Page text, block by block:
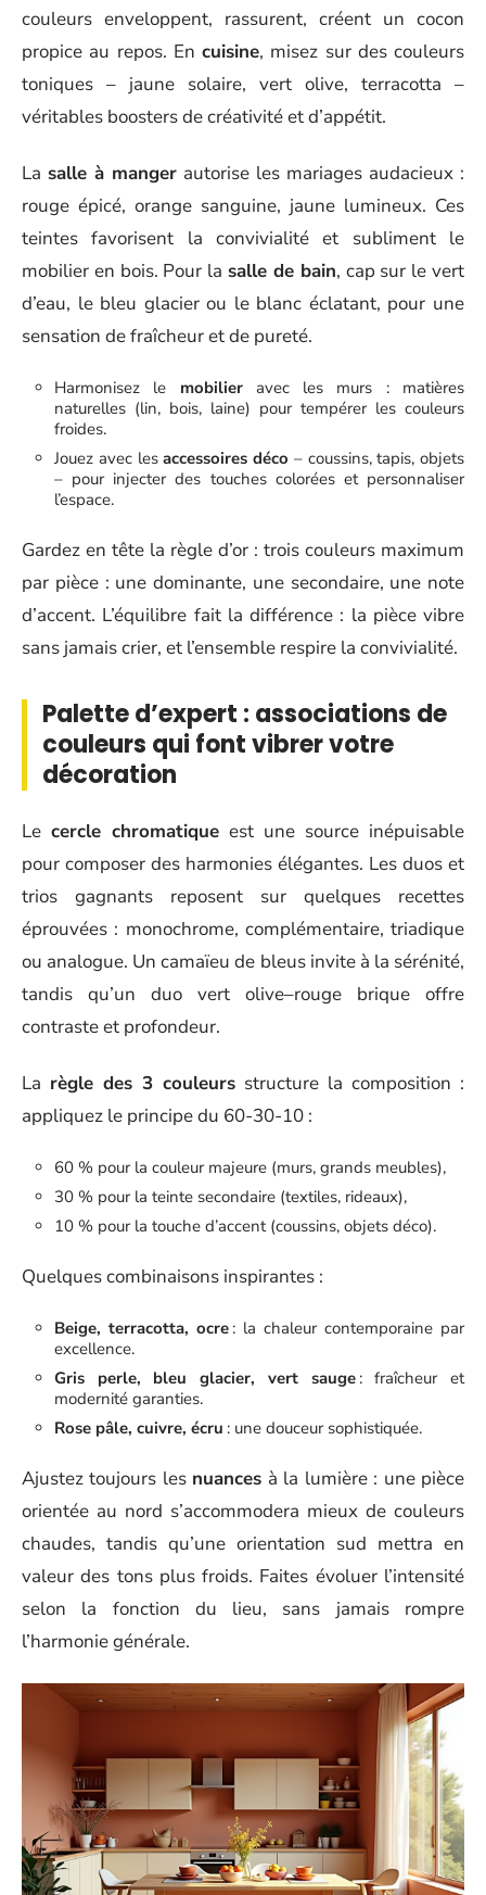
couleurs enveloppent, rassurent, créent un cocon
propice au repos. En cuisine, misez sur des couleurs
toniques – jaune solaire, vert olive, terracotta –
véritables boosters de créativité et d’appétit.
La salle à manger autorise les mariages audacieux :
rouge épicé, orange sanguine, jaune lumineux. Ces
teintes favorisent la convivialité et subliment le
mobilier en bois. Pour la salle de bain, cap sur le vert
d’eau, le bleu glacier ou le blanc éclatant, pour une
sensation de fraîcheur et de pureté.
Harmonisez le mobilieravec les murs : matières
naturelles (lin, bois, laine) pour tempérer les couleurs
froides.
Jouez avec lesaccessoires déco – coussins, tapis, objets
– pour injecter des touches colorées et personnaliser
l’espace.
Gardez en tête la règle d’or : trois couleurs maximum
par pièce : une dominante, une secondaire, une note
d’accent. L’équilibre fait la différence : la pièce vibre
sans jamais crier, et l’ensemble respire la convivialité.
Palette d’expert : associations de
couleurs qui font vibrer votre
décoration
Le cercle chromatique est une source inépuisable
pour composer des harmonies élégantes. Les duos et
trios gagnants reposent sur quelques recettes
éprouvées : monochrome, complémentaire, triadique
ou analogue. Un camaïeu de bleus invite à la sérénité,
tandis qu’un duo vert olive–rouge brique offre
contraste et profondeur.
La règle des 3 couleurs structure la composition :
appliquez le principe du 60-30-10 :
60 % pour la couleur majeure (murs, grands meubles),
30 % pour la teinte secondaire (textiles, rideaux),
10 % pour la touche d’accent (coussins, objets déco).
Quelques combinaisons inspirantes :
Beige, terracotta, ocre : la chaleur contemporaine par
excellence.
Gris perle, bleu glacier, vert sauge: fraîcheur et
modernité garanties.
Rose pâle, cuivre, écru : une douceur sophistiquée.
Ajustez toujours les nuances à la lumière : une pièce
orientée au nord s’accommodera mieux de couleurs
chaudes, tandis qu’une orientation sud mettra en
valeur des tons plus froids. Faites évoluer l’intensité
selon la fonction du lieu, sans jamais rompre
l’harmonie générale.